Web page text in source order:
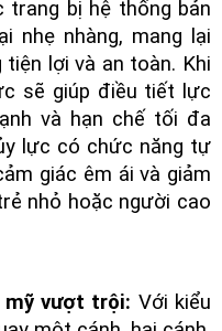
trang bị hệ thống bản
nhẹ nhàng, mang lại
lợi và an toàn. Khi
sẽ giúp điều tiết lực
và hạn chế tối đa
lực có chức năng tự
giác êm ái và giảm
nhỏ hoặc người cao
vượt trội: Với kiểu